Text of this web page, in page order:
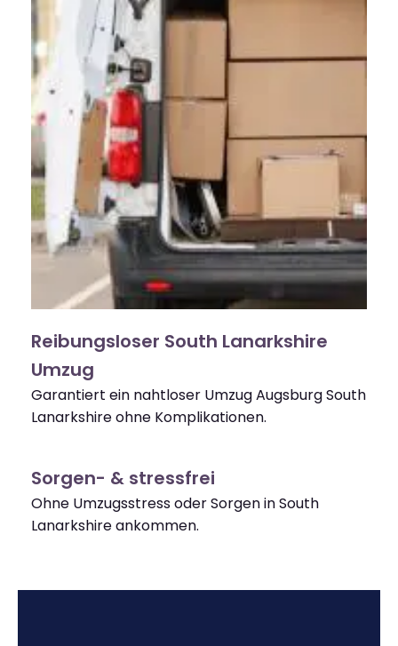
Reibungsloser South Lanarkshire
Umzug
Garantiert ein nahtloser Umzug Augsburg South
Lanarkshire ohne Komplikationen.
Sorgen- & stressfrei
Ohne Umzugsstress oder Sorgen in South
Lanarkshire ankommen.